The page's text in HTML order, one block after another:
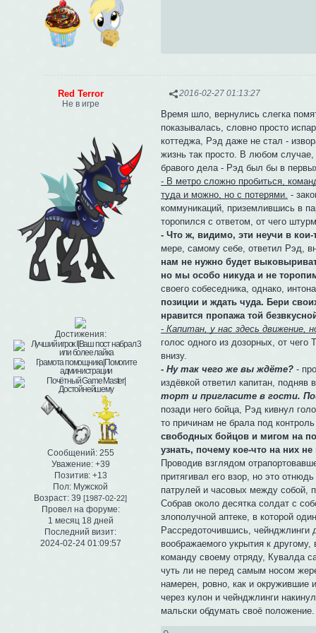
2016-02-27 01:13:27
Red Terror
Не в игре
Достижения:
Сообщений:255
Уважение: +39
Позитив: +13
Пол: Мужской
Возраст: 39 [1987-02-22]
Провел на форуме:
1 месяц 18 дней
Последний визит:
2024-02-24 01:09:57
Время шло, вернулись слегка
показывалась, словно просто
коттеджа, Рэд даже не стал -
жизнь так просто. В любом
бравого дела - Рэд был бы в
- В метро сложно пробиться,
туда и можно, но с потерями. -
коммуникаций, приземлившись в
торопился с ответом, от чего
- Что ж, видимо, эти неучи в
мере, самому себе, ответил Рэд,
нам не нужно будет
но мы особо никуда и не
своего собеседника, однако,
позиции и ждать чуда. Бери
нравится пропажа той
-Капитан, у нас здесь движение,
голос одного из дозорных, от
внизу.
- Ну так чего же вы ждёте? -
издёвкой ответил капитан,
торт и пригласите в гости.
позади него бойца, Рэд кивнул
то причинам не брала под
свободных бойцов и мигом на
узнать, почему кое-что на них
Проводив взглядом
притягивал его взор, но это
патрулей и часовых между собой,
Собрав около десятка солдат с
злополучной аптеке, в которой
Рассредоточившись, чейнджлинги
воображаемого укрытия к
команду своему отряду, Кувалда
чуть ли не перед самым носом
намерен, ровно, как и окружившие
через кулон и чейнджлинги
мальски обдумать своё положение.